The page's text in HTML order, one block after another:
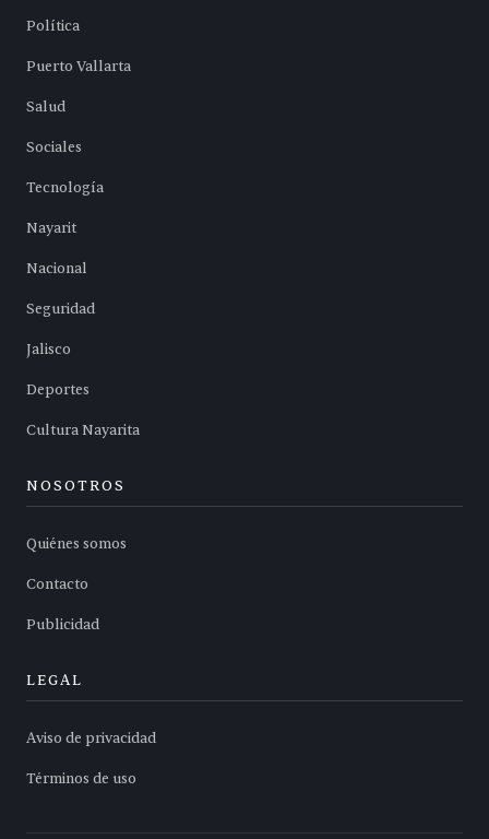
Política
Puerto Vallarta
Salud
Sociales
Tecnología
Nayarit
Nacional
Seguridad
Jalisco
Deportes
Cultura Nayarita
NOSOTROS
Quiénes somos
Contacto
Publicidad
LEGAL
Aviso de privacidad
Términos de uso